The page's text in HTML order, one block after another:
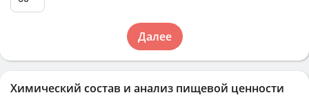
Химический состав и анализ пищевой ценности
Далее